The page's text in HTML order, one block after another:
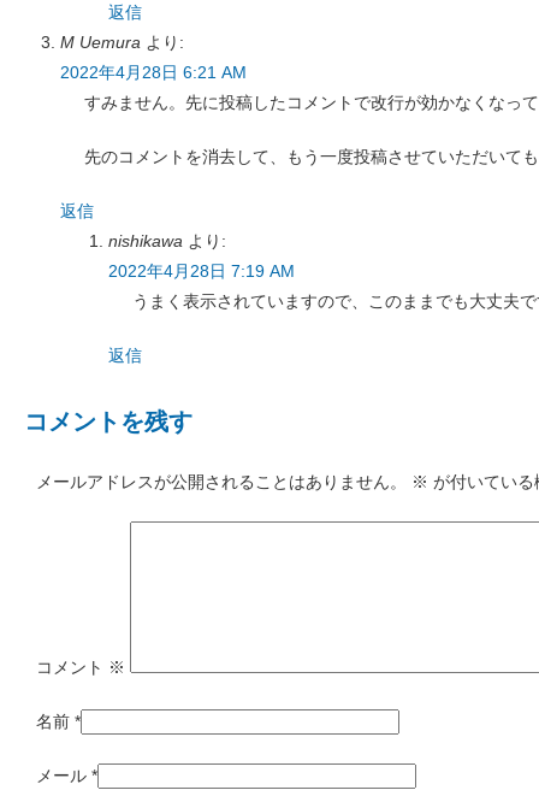
返信
M Uemura より:
2022年4月28日 6:21 AM
すみません。先に投稿したコメントで改行が効かなくなっ
先のコメントを消去して、もう一度投稿させていただいて
返信
nishikawa より:
2022年4月28日 7:19 AM
うまく表示されていますので、このままでも大丈夫
返信
コメントを残す
メールアドレスが公開されることはありません。 ※ が付いてい
コメント ※
名前 *
メール *